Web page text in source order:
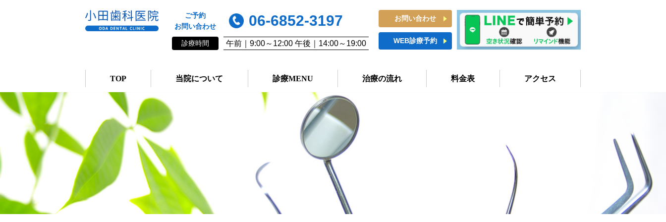
ご予約
お問い合わせ
06-6852-3197
診療時間 午前｜9:00～12:00 午後｜14:00～19:00
お問い合わせ
WEB診療予約
TOP 当院について 診療MENU 治療の流れ 料金表 アクセス